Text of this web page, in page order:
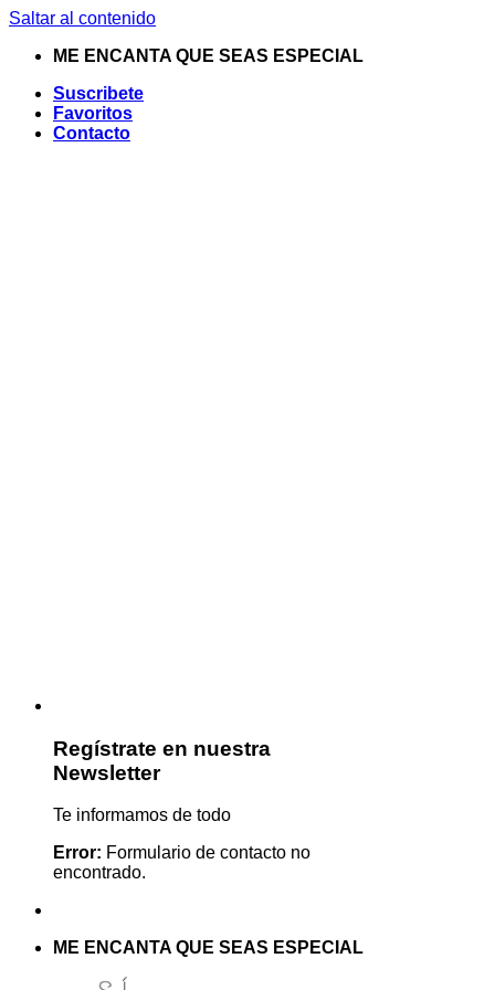
Saltar al contenido
ME ENCANTA QUE SEAS ESPECIAL
Suscribete
Favoritos
Contacto
Regístrate en nuestra
Newsletter
Te informamos de todo
Error: Formulario de contacto no
encontrado.
ME ENCANTA QUE SEAS ESPECIAL